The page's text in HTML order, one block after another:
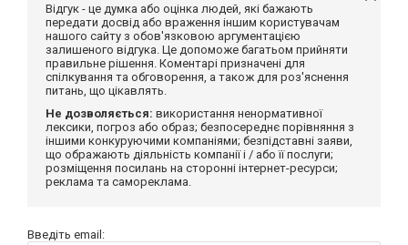
Відгук - це думка або оцінка людей, які бажають
передати досвід або враження іншим користувачам
нашого сайту з обов'язковою аргументацією
залишеного відгука. Це допоможе багатьом прийняти
правильне рішення. Коментарі призначені для
спілкування та обговорення, а також для роз'яснення
питань, що цікавлять.
Не дозволяється: використання ненормативної
лексики, погроз або образ; безпосереднє порівняння з
іншими конкуруючими компаніями; безпідставні заяви,
що ображають діяльність компанії і / або її послуги;
розміщення посилань на сторонні інтернет-ресурси;
реклама та самореклама.
Введіть email: